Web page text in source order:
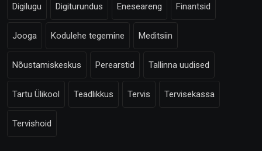
Digilugu Digiturundus Eneseareng Finantsid
Jooga Kodulehe tegemine Meditsiin
Nõustamiskeskus Perearstid Tallinna uudised
Tartu Ülikool Teadlikkus Tervis Tervisekassa
Tervishoid